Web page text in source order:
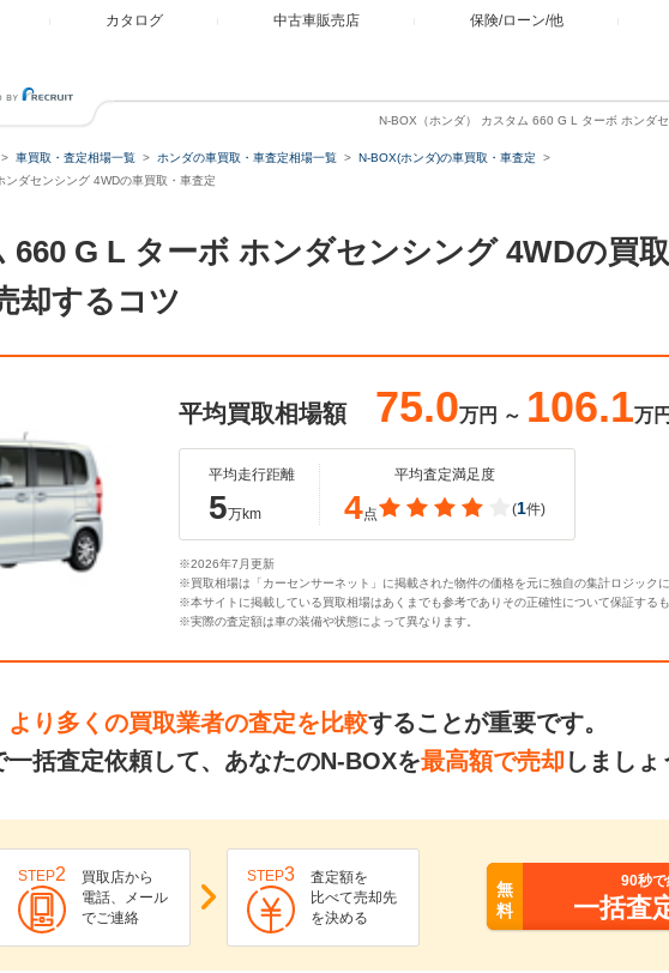
カタログ 中古車販売店 保険/ローン/他
N-BOX（ホンダ） カスタム 660 G L ターボ ホンダ
車買取・査定相場一覧 ホンダの車買取・車査定相場一覧
N-BOX(ホンダ)の車買取・車査定
ダセンシング 4WDの車買取・車査定
660 G L ターボ ホンダセンシング 4WDの買
却するコツ
平均買取相場額 75.0万円 ～ 106.1万円
平均走行距離
5万km
平均査定満足度
4点 (1件)
※2026年7月更新
※買取相場は「カーセンサーネット」に掲載された物件の価格を元に独自の集計ロジックに
※本サイトに掲載している買取相場はあくまでも参考でありその正確性について保証するも
※実際の査定額は車の装備や状態によって異なります。
より多くの買取業者の査定を比較することが重要です。
括査定依頼して、あなたのN-BOXを最高額で売却 しましょ
STEP2
買取店から
電話、メール
でご連絡
STEP3
査定額を
比べて売却先
を決める
無
料
90秒で
一括査